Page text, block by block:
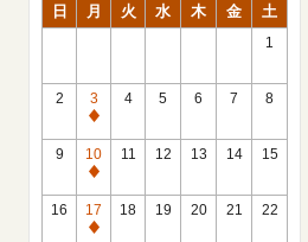
日 月 火 水 木 金 土
1
2
3
休
館
日
4 5 6 7 8
9
10
休
館
日
11 12 13 14 15
16
17
休
18 19 20 21 22